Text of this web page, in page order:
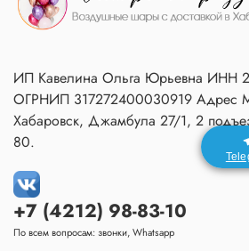
+7 (4212) 98-83-10
По всем вопросам: звонки, Whatsapp
ИП Кавелина Ольга Юрьевна ИНН
ОГРНИП 317272400030919 Адрес
Хабаровск, Джамбула 27/1, 2
80.